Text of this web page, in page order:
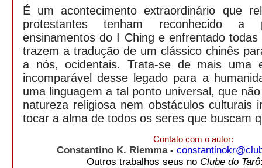
É um acontecimento extraordinário que
protestantes tenham reconhecido a
ensinamentos do I Ching e enfrentado
trazem a tradução de um clássico chinês
a nós, ocidentais. Trata-se de mais uma
incomparável desse legado para a
uma linguagem a tal ponto universal, que
natureza religiosa nem obstáculos culturais
tocar a alma de todos os seres que buscam
Contato com o autor:
Constantino K. Riemma -
Outros trabalhos seus no Clube do Tarô